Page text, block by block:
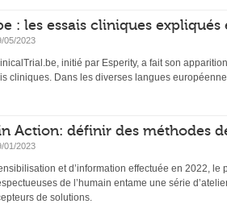
: les essais cliniques
05/2023
initié par Esperity, a fait son
cliniques. Dans les diverses langues
Action: définir des méthodes
01/2023
et d’information effectuée en 2022,
de l’humain entame une série
de solutions.